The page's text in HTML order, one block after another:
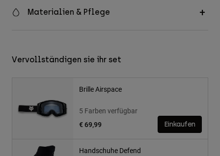
Materialien & Pflege
Vervollständigen sie ihr set
Brille Airspace
5 Farben verfügbar
€ 69,99
Einkaufen
Handschuhe Defend